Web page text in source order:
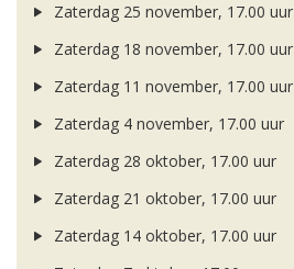
Zaterdag 25 november, 17.00 uur
Zaterdag 18 november, 17.00 uur
Zaterdag 11 november, 17.00 uur
Zaterdag 4 november, 17.00 uur
Zaterdag 28 oktober, 17.00 uur
Zaterdag 21 oktober, 17.00 uur
Zaterdag 14 oktober, 17.00 uur